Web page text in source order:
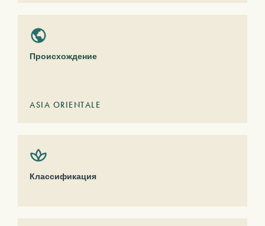
Происхождение
ASIA ORIENTALE
Классификация